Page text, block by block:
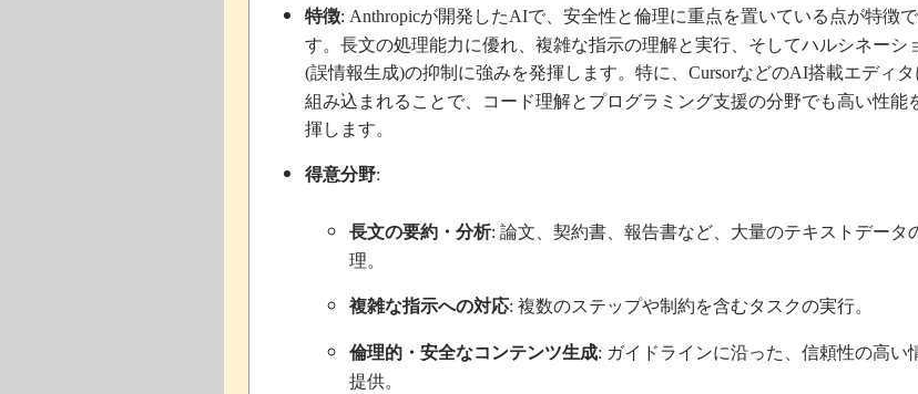
特徴: Anthropicが開発したAIで、安全性と倫理に重点を置いている点が特徴で
す。長文の処理能力に優れ、複雑な指示の理解と実行、そしてハルシネーシ
(誤情報生成)の抑制に強みを発揮します。特に、 CursorなどのAI搭載エディ
組み込まれることで、コード理解とプログラミング支援の分野でも高い性能
揮します。
得意分野:
長文の要約・分析: 論文、契約書、報告書など、大量のテキストデータ
理。
複雑な指示への対応: 複数のステップや制約を含むタスクの実行。
倫理的・安全なコンテンツ生成: ガイドラインに沿った、信頼性の高い
提供。